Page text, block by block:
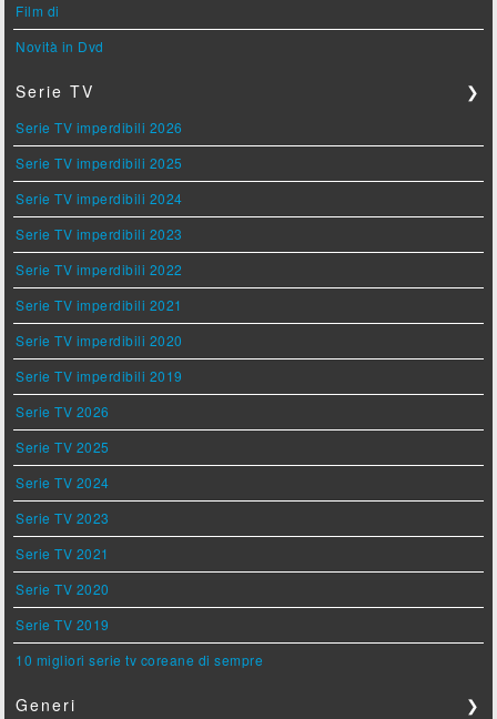
Film di
Novità in Dvd
Serie TV ❯
Serie TV imperdibili 2026
Serie TV imperdibili 2025
Serie TV imperdibili 2024
Serie TV imperdibili 2023
Serie TV imperdibili 2022
Serie TV imperdibili 2021
Serie TV imperdibili 2020
Serie TV imperdibili 2019
Serie TV 2026
Serie TV 2025
Serie TV 2024
Serie TV 2023
Serie TV 2021
Serie TV 2020
Serie TV 2019
10 migliori serie tv coreane di sempre
Generi ❯